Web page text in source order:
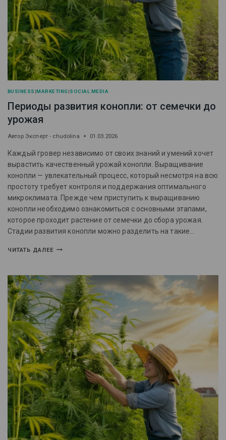
BUSINESS |MARKETING |SOCIAL MEDIA
Периоды развития конопли: от семечки до
урожая
Автор Эксперт - chudolina 01.03.2026
Каждый гровер независимо от своих знаний и умений хочет
вырастить качественный урожай конопли. Выращивание
конопли — увлекательный процесс, который несмотря на всю
простоту требует контроля и поддержания оптимального
микроклимата. Прежде чем приступить к выращиванию
конопли необходимо ознакомиться с основными этапами,
которое проходит растение от семечки до сбора урожая.
Стадии развития конопли можно разделить на такие…
ЧИТАТЬ ДАЛЕЕ